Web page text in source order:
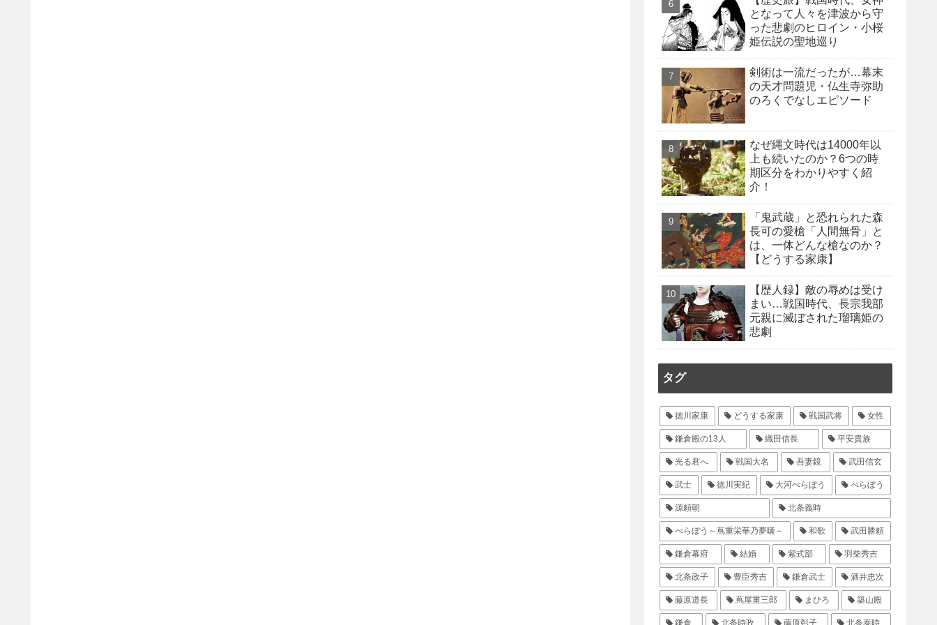
となって人々を津波から守
った悲劇のヒロイン・小桜
姫伝説の聖地巡り
剣術は一流だったが…幕末
の天才問題児・仏生寺弥助
のろくでなしエピソード
なぜ縄文時代は14000年以
上も続いたのか？6つの時
期区分をわかりやすく紹
介！
「鬼武蔵」と恐れられた森
長可の愛槍「人間無骨」と
は、一体どんな槍なのか？
【どうする家康】
【歴人録】敵の辱めは受け
まい…戦国時代、長宗我部
元親に滅ぼされた瑠璃姫の
悲劇
タグ
徳川家康 どうする家康 戦国武将 女性
鎌倉殿の13人 織田信長 平安貴族
光る君へ 戦国大名 吾妻鏡 武田信玄
武士 徳川実紀 大河べらぼう べらぼう
源頼朝 北条義時
べらぼう～蔦重栄華乃夢噺～ 和歌 武田勝頼
鎌倉幕府 結婚 紫式部 羽柴秀吉
北条政子 豊臣秀吉 鎌倉武士 酒井忠次
藤原道長 蔦屋重三郎 まひろ 築山殿
鎌倉 北条時政 藤原彰子 北条泰時